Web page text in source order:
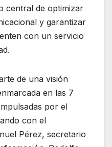
central de optimizar
y garantizar
con un servicio
de una visión
en las 7
por el
con el
Pérez, secretario